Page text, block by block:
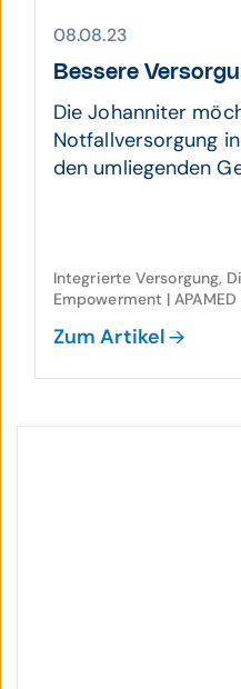
08.08.23
Bessere
Die Johanniter
Notfallversorgung
den umliegenden
Integrierte Versorgung,
Empowerment | APAMED
Zum Artikel